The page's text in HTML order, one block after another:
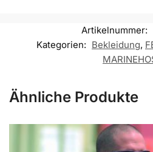
Artikelnummer:
Kategorien: Bekleidung,
Ähnliche Produkte